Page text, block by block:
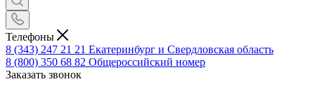
Телефоны
8 (343) 247 21 21 Екатеринбург и Свердловская область
8 (800) 350 68 82 Общероссийский номер
Заказать звонок